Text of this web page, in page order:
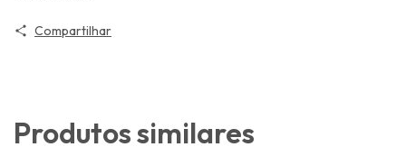
Compartilhar
Produtos similares